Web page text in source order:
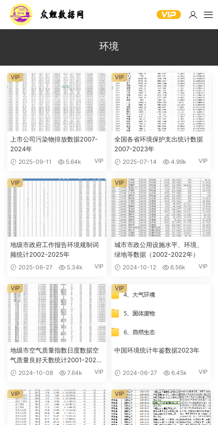
环境
上市公司污染物排放数据2007-
2024年
2025-09-11 5.64k VIP
VIP
全国各省环境保护支出统计数据
2007-2023年
2025-07-14 4.99k VIP
VIP
地级市政府工作报告环境规制词
频统计2002-2025年
2025-06-27 5.34k VIP
VIP
城市市政公用设施水平、环境、
绿地等数据（2002-2022年）
2024-10-12 6.56k VIP
VIP
地级市空气质量指数日度数据空
气质量良好天数统计2001-2024
年 2024-10-08 7.64k VIP
VIP
中国环境统计年鉴数据2023年
2024-06-27 6.45k VIP
VIP
VIP VIP